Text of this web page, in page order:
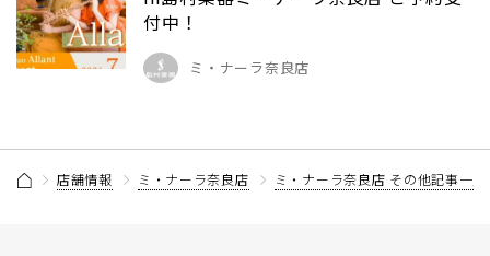
付中！
ミ・ナーラ奈良店
店舗情報 ミ・ナーラ奈良店 ミ・ナーラ奈良店 その他記事一覧